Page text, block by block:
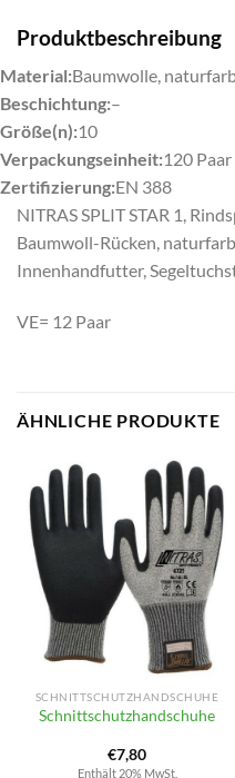
Produktbeschreibung
Material:Baumwolle,
Beschichtung:–
Größe(n):10
Verpackungseinheit:120 Paar
Zertifizierung:EN 388
NITRAS SPLIT STAR 1,
Baumwoll-Rücken,
Innenhandfutter,
VE= 12 Paar
ÄHNLICHE PRODUKTE
SCHNITTSCHUTZHANDSCHUHE
Schnittschutzhandschuhe
€7,80
Enthält 20% MwSt.